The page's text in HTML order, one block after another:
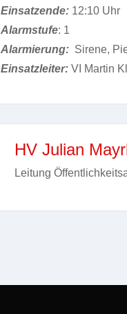
Einsatzende: 12:10 Uhr
Alarmstufe: 1
Alarmierung: Sirene,
Einsatzleiter: VI Martin
HV Julian
Leitung